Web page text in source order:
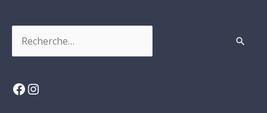
Facebook
Instagram